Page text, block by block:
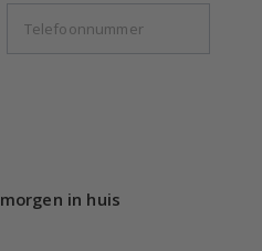
morgen in huis